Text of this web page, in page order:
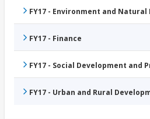
FY17 - Environment and
FY17 - Finance
FY17 - Social Development and
FY17 - Urban and Rural